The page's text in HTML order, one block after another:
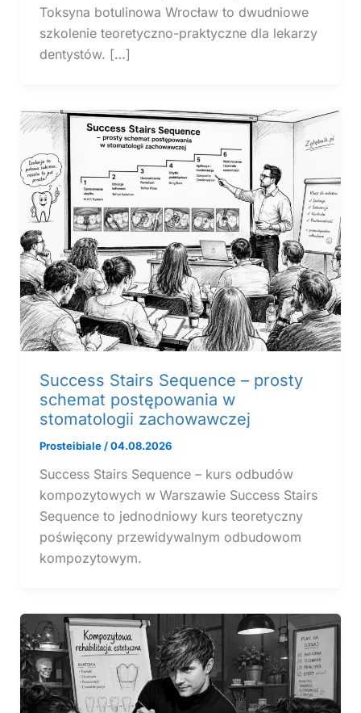
Toksyna botulinowa Wrocław to dwudniowe
szkolenie teoretyczno-praktyczne dla lekarzy
dentystów. […]
Success Stairs Sequence – prosty
schemat postępowania w
stomatologii zachowawczej
Prosteibiale /04.08.2026
Success Stairs Sequence – kurs odbudów
kompozytowych w Warszawie Success Stairs
Sequence to jednodniowy kurs teoretyczny
poświęcony przewidywalnym odbudowom
kompozytowym.